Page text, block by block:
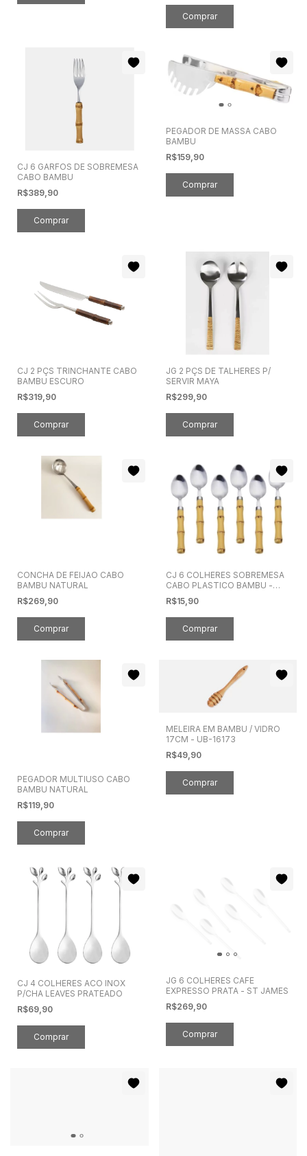
CJ 6 GARFOS DE SOBREMESA
CABO BAMBU
R$389,90
PEGADOR DE MASSA CABO
BAMBU
R$159,90
CJ 2 PÇS TRINCHANTE CABO
BAMBU ESCURO
R$319,90
JG 2 PÇS DE TALHERES P/
SERVIR MAYA
R$299,90
CONCHA DE FEIJAO CABO
BAMBU NATURAL
R$269,90
CJ 6 COLHERES SOBREMESA
CABO PLASTICO BAMBU -
7389
R$15,90
PEGADOR MULTIUSO CABO
BAMBU NATURAL
R$119,90
MELEIRA EM BAMBU / VIDRO
17CM - UB-16173
R$49,90
CJ 4 COLHERES ACO INOX
P/CHA LEAVES PRATEADO
R$69,90
JG 6 COLHERES CAFE
EXPRESSO PRATA - ST JAMES
R$269,90